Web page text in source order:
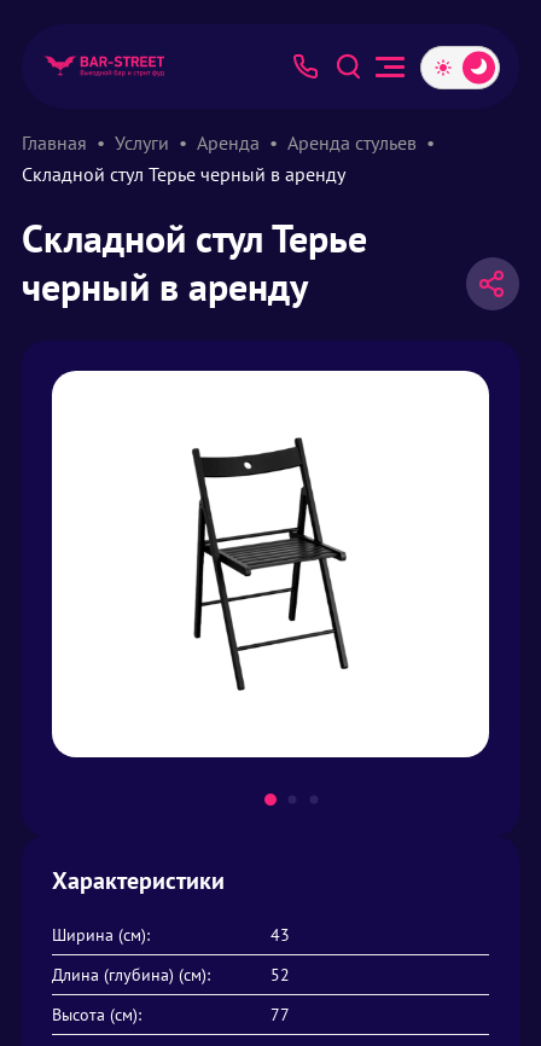
Главная Услуги Аренда
Аренда стульев
Складной стул Терье черный в аренду
Складной стул Терье
черный в аренду
Характеристики
Ширина (см):
43
Длина (глубина) (см):
52
Высота (см):
77